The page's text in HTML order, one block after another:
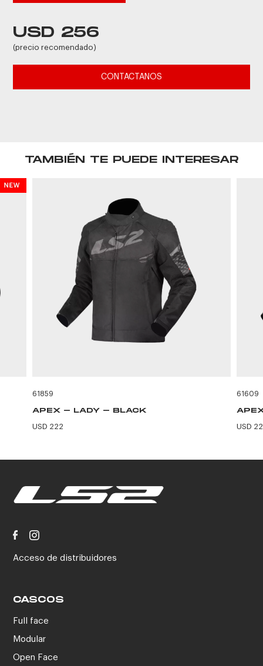
USD 256
(precio recomendado)
CONTACTANOS
TAMBIÉN TE PUEDE INTERESAR
61859
APEX - LADY - BLACK
USD 222
61609
USD
Acceso de distribuidores
CASCOS
Full face
Modular
Open Face